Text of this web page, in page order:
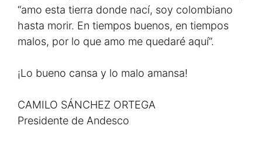
“amo esta tierra donde nací, soy colombiano
hasta morir. En tiempos buenos, en tiempos
malos, por lo que amo me quedaré aquí”.
¡Lo bueno cansa y lo malo amansa!
CAMILO SÁNCHEZ ORTEGA
Presidente de Andesco